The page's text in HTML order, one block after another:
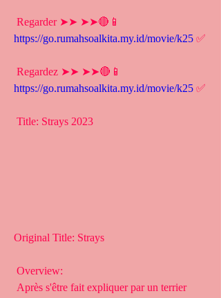
https://go.rumahsoalkita.my.id/movie/k25 ✅
https://go.rumahsoalkita.my.id/movie/k25 ✅
Title: Strays 2023
Original Title: Strays
Overview: